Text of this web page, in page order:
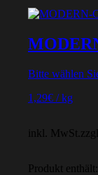
Bitte wählen
1,29€ /kg
inkl. MwSt. zzgl.
Produkt